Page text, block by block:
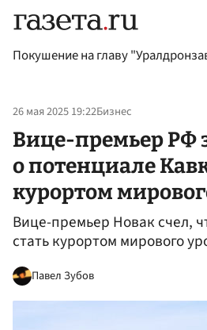
Покушение на главу
26 мая 2025 19:22Бизнес
Вице-премьер РФ
о потенциале
курортом
Вице-премьер Новак счел,
стать курортом мирового
Павел Зубов